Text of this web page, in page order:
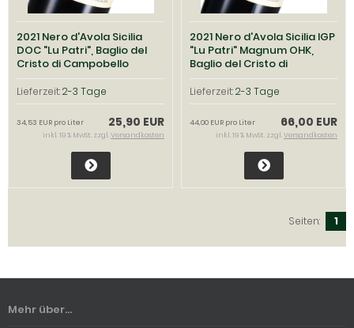
2021 Nero d'Avola Sicilia
DOC "Lu Patri", Baglio del
Cristo di Campobello
Lieferzeit:2-3 Tage
25,90 EUR
34,53 EUR pro Liter
inkl. 19 % MwSt. zzgl.Versandkosten
2021 Nero d'Avola Sicilia IGP
"Lu Patri" Magnum OHK,
Baglio del Cristo di
Campobello
Lieferzeit:2-3 Tage
66,00 EUR
44,00 EUR pro Liter
inkl. 19 % MwSt. zzgl.Versandkosten
Seiten: 1
Mehr über...